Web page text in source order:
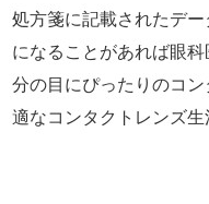
処方箋に記載されたデ
になることがあれば眼
分の目にぴったりのコ
適なコンタクトレンズ生